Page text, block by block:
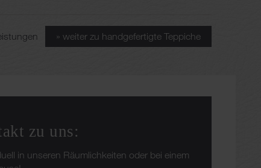
» weiter zu handgefertigte Teppiche
zu uns:
in unseren Räumlichkeiten oder bei einem